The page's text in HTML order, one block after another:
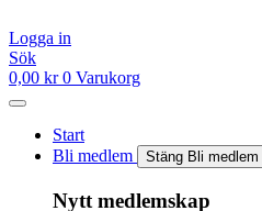
till
innehåll
Logga in
Sök
0,00 kr 0 Varukorg
Start
Bli medlem
Stäng Bli medlem
Nytt medlemskap